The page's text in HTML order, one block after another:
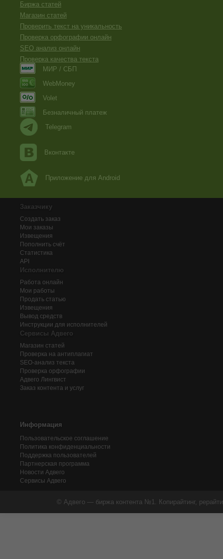
Биржа статей
Магазин статей
Проверить текст на уникальность
Проверка орфографии онлайн
SEO анализ онлайн
Проверка качества текста
МИР / СБП
WebMoney
Volet
Безналичный платеж
Telegram
Вконтакте
Приложение для Android
Заказчику
Создать заказ
Мои заказы
Извещения
Пополнить счёт
Статистика
API
Исполнителю
Работа онлайн
Мои работы
Продать статью
Извещения
Вывод средств
Инструкции для исполнителей
Сервисы Адвего
Магазин статей
Проверка на антиплагиат
SEO-анализ текста
Проверка орфографии
Адвего Лингвист
Заказ контента и услуг
Информация
Пользовательское соглашение
Политика конфиденциальности
Поддержка пользователей
Партнерская программа
Новости Адвего
Сервисы Адвего
© Адвего — биржа контента №1. Копирайтинг,